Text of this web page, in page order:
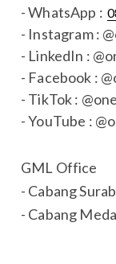
- WhatsApp :
- Instagram :
- LinkedIn :
- Facebook :
- TikTok :
- YouTube :
GML Office
- Cabang
- Cabang